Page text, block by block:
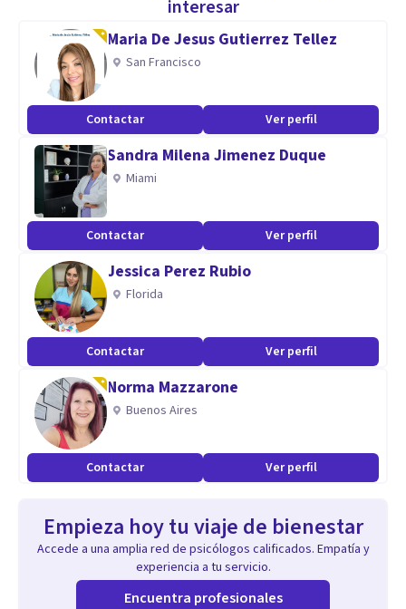
interesar
Maria De Jesus Gutierrez Tellez
San Francisco
Contactar Ver perfil
Sandra Milena Jimenez Duque
Miami
Contactar Ver perfil
Jessica Perez Rubio
Florida
Contactar Ver perfil
Norma Mazzarone
Buenos Aires
Contactar Ver perfil
Empieza hoy tu viaje de bienestar
Accede a una amplia red de psicólogos calificados. Empatía y
experiencia a tu servicio.
Encuentra profesionales